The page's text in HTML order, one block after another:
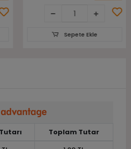
Sepete Ekle
Toplam Tutar